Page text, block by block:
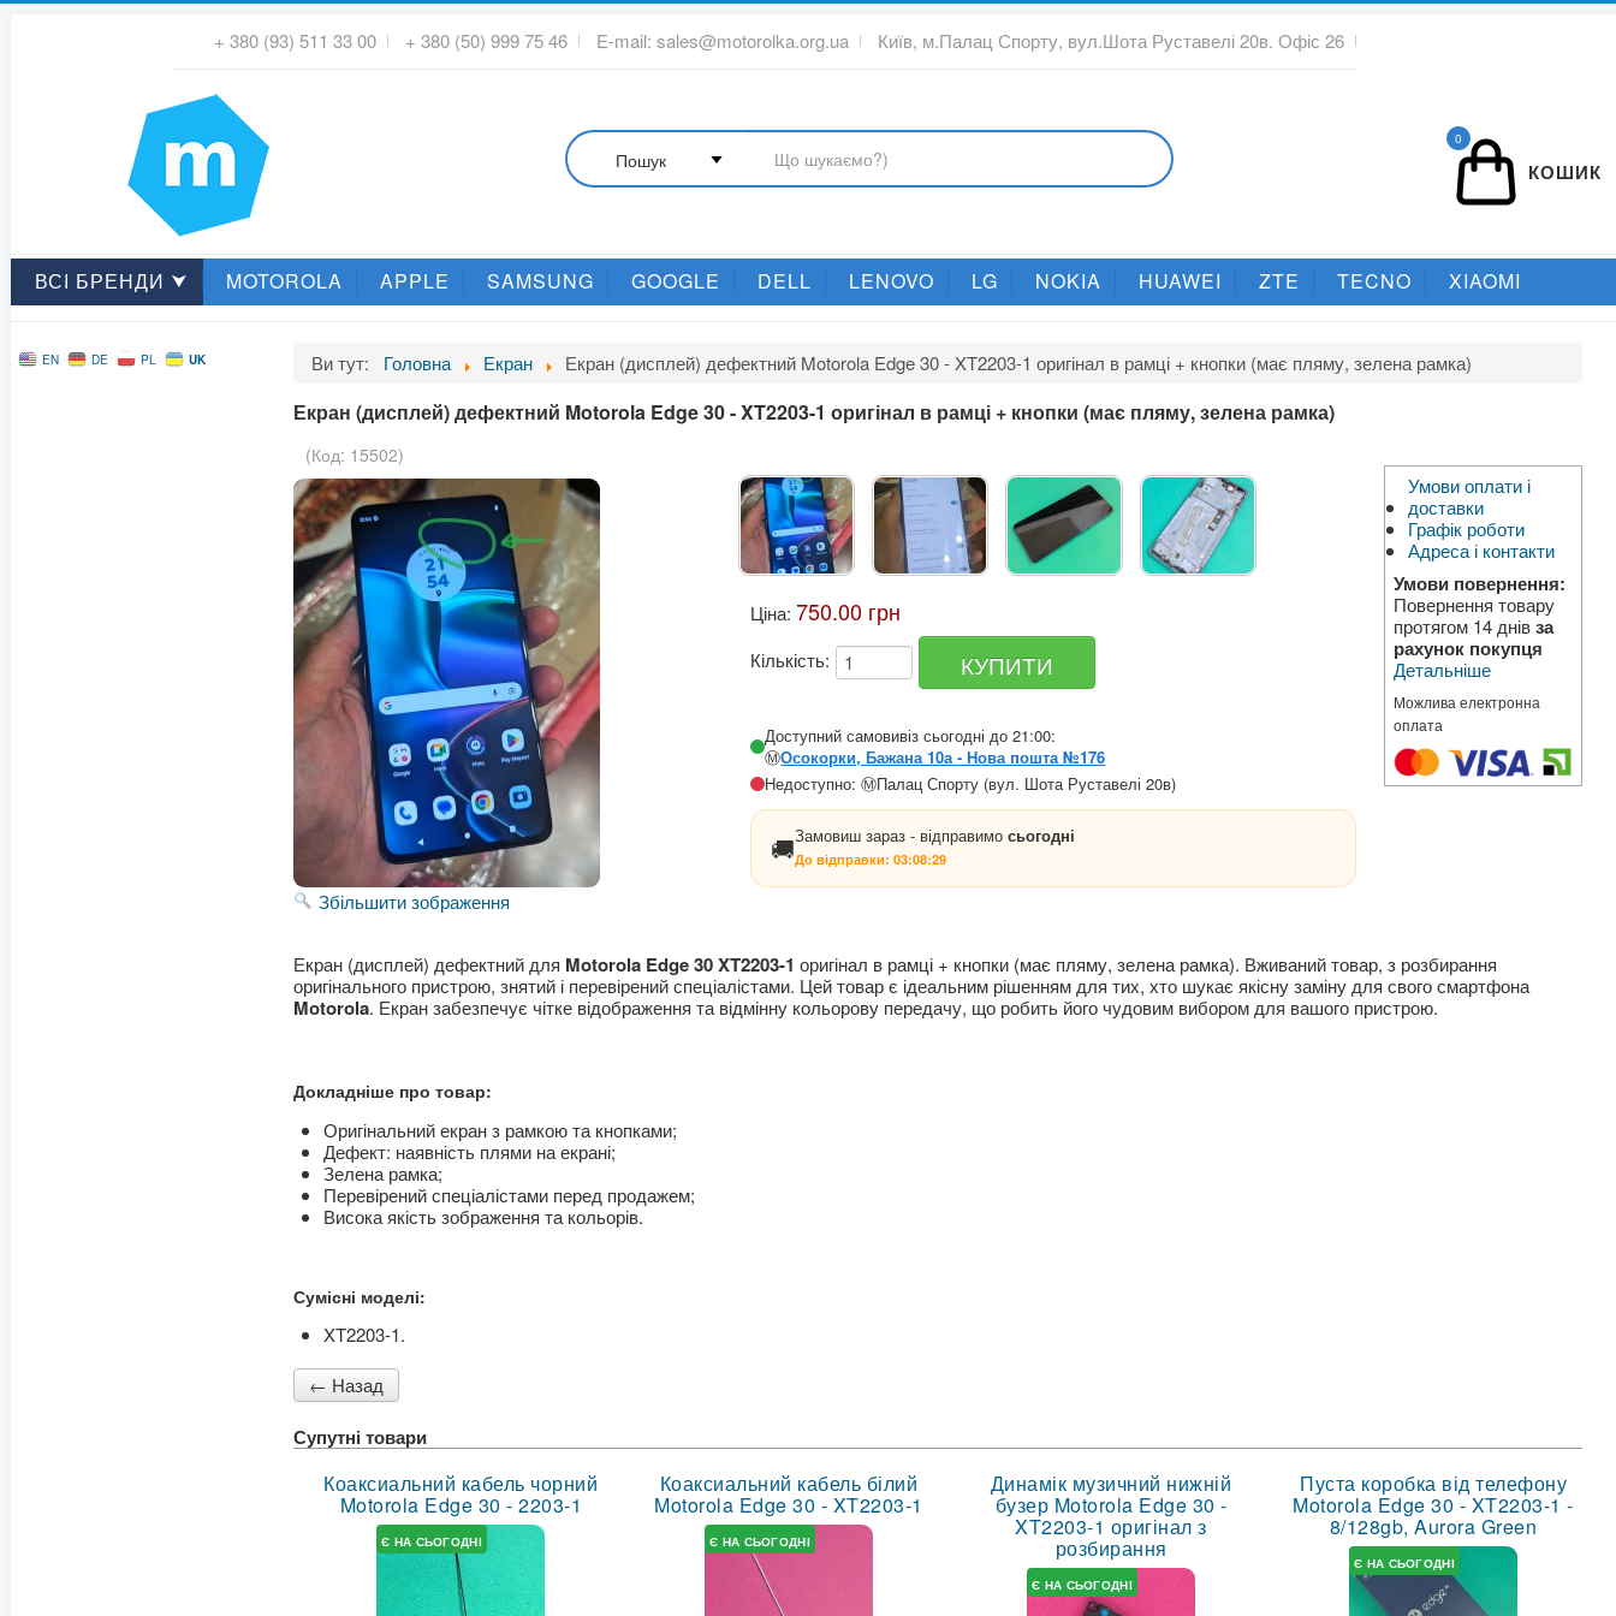
+ 380 (93) 511 33 00 + 380 (50) 999 75 46 E-mail: sales@motorolka.org.ua Київ, м.Палац Спорту, вул.Шота Руставелі 20в. Офіс 26
0
КОШИК
ВСІ БРЕНДИ ⮟ MOTOROLA APPLE SAMSUNG GOOGLE DELL LENOVO LG NOKIA HUAWEI ZTE TECNO XIAOMI
EN DE PL UK Ви тут: Головна Екран Екран (дисплей) дефектний Motorola Edge 30 - XT2203-1 оригінал в рамці + кнопки (має пляму, зелена рамка)
Екран (дисплей) дефектний Motorola Edge 30 - XT2203-1 оригінал в рамці + кнопки (має пляму, зелена рамка)
(Код: 15502)
Збільшити зображення
Ціна:750.00 грн
Кількість:
Доступний самовивіз сьогодні до 21:00:
Ⓜ️Осокорки, Бажана 10а - Нова пошта №176
Недоступно: Ⓜ️Палац Спорту (вул. Шота Руставелі 20в)
🚚Замовиш зараз - відправимосьогодні
До відправки:03:08:29
Умови оплати і
доставки
Графік роботи
Адреса і контакти
Умови повернення:
Повернення товару
протягом 14 днівза
рахунок покупця
Детальніше
Можлива електронна
оплата
Екран (дисплей) дефектний для Motorola Edge 30 XT2203-1 оригінал в рамці + кнопки (має пляму, зелена рамка). Вживаний товар, з розбирання
оригінального пристрою, знятий і перевірений спеціалістами. Цей товар є ідеальним рішенням для тих, хто шукає якісну заміну для свого смартфона
Motorola. Екран забезпечує чітке відображення та відмінну кольорову передачу, що робить його чудовим вибором для вашого пристрою.
Докладніше про товар:
Оригінальний екран з рамкою та кнопками;
Дефект: наявність плями на екрані;
Зелена рамка;
Перевірений спеціалістами перед продажем;
Висока якість зображення та кольорів.
Сумісні моделі:
XT2203-1.
Супутні товари
Коаксиальний кабель чорний
Motorola Edge 30 - 2203-1
Є НА СЬОГОДНІ
Коаксиальний кабель білий
Motorola Edge 30 - XT2203-1
Є НА СЬОГОДНІ
Динамік музичний нижній
бузер Motorola Edge 30 -
XT2203-1 оригінал з
розбирання
Є НА СЬОГОДНІ
Пуста коробка від телефону
Motorola Edge 30 - XT2203-1 -
8/128gb, Aurora Green
Є НА СЬОГОДНІ